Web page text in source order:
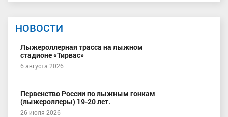
НОВОСТИ
Лыжероллерная трасса на лыжном
стадионе «Тирвас»
6 августа 2026
Первенство России по лыжным гонкам
(лыжероллеры) 19-20 лет.
26 июля 2026